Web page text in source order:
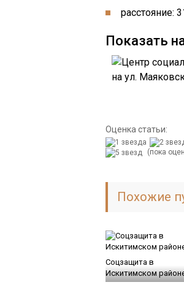
расстояние:
Показать
Оценка статьи:
(пока
Похожие
Соцзащита в
Искитимском